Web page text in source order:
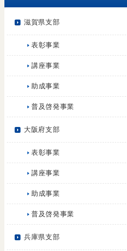
滋賀県支部
表彰事業
講座事業
助成事業
普及啓発事業
大阪府支部
表彰事業
講座事業
助成事業
普及啓発事業
兵庫県支部